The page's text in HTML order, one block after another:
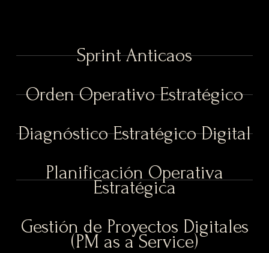
Sprint Anticaos
Orden Operativo Estratégico
Diagnóstico Estratégico Digital
Planificación Operativa
Estratégica
Gestión de Proyectos Digitales
(PM as a Service)